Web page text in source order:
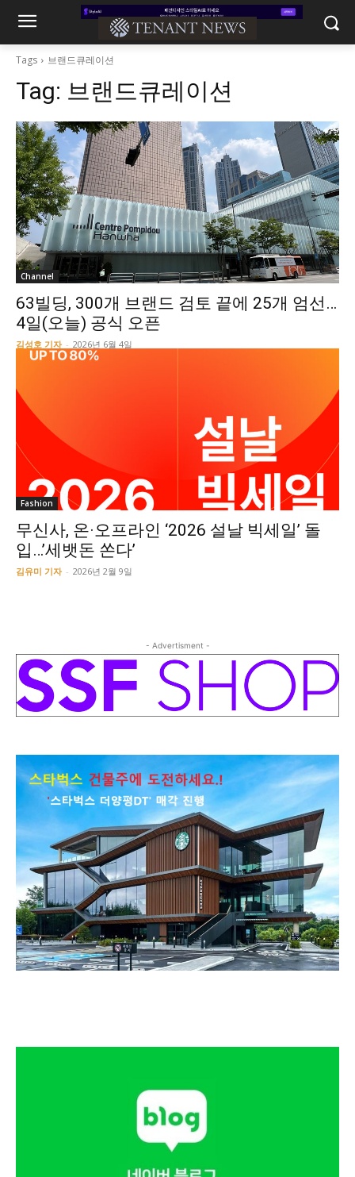
Tags 브랜드큐레이션
Tag: 브랜드큐레이션
Channel
63빌딩, 300개 브랜드 검토 끝에 25개 엄선…
4일(오늘) 공식 오픈
김성호 기자 - 2026년 6월 4일
Fashion
무신사, 온·오프라인 ‘2026 설날 빅세일’ 돌
입…’세뱃돈 쏜다’
김유미 기자 - 2026년 2월 9일
- Advertisment -